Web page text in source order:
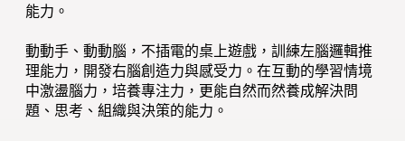
能力。
動動手、動動腦，不插電的桌上遊戲，訓練左腦邏輯推
理能力，開發右腦創造力與感受力。在互動的學習情境
中激盪腦力，培養專注力，更能自然而然養成解決問
題、思考、組織與決策的能力。